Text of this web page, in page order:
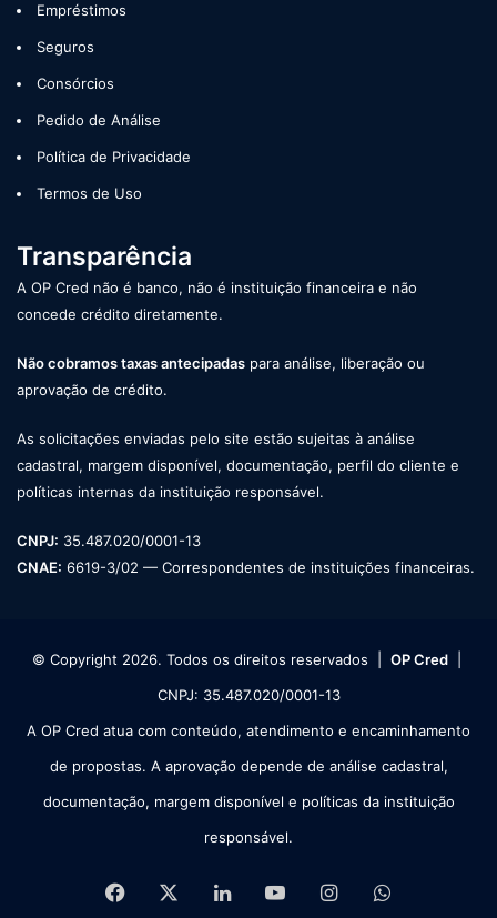
Empréstimos
Seguros
Consórcios
Pedido de Análise
Política de Privacidade
Termos de Uso
Transparência
A OP Cred não é banco, não é instituição financeira e não
concede crédito diretamente.
Não cobramos taxas antecipadas para análise, liberação ou
aprovação de crédito.
As solicitações enviadas pelo site estão sujeitas à análise
cadastral, margem disponível, documentação, perfil do cliente e
políticas internas da instituição responsável.
CNPJ: 35.487.020/0001-13
CNAE: 6619-3/02 — Correspondentes de instituições financeiras.
© Copyright 2026. Todos os direitos reservados | OP Cred|
CNPJ: 35.487.020/0001-13
A OP Cred atua com conteúdo, atendimento e encaminhamento
de propostas. A aprovação depende de análise cadastral,
documentação, margem disponível e políticas da instituição
responsável.
Facebook LinkedinYouTubeInstagramWhatsApp